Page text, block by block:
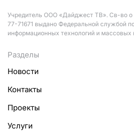
Учредитель ООО «Дайджест ТВ». Св-во
77-71671 выдано Федеральной службой
информационных технологий и массовых
Разделы
Новости
Контакты
Проекты
Услуги